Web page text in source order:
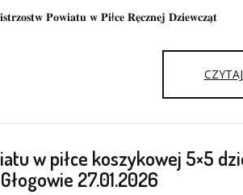
𝐏𝐨𝐰𝐢𝐚𝐭𝐮 𝐰 𝐏𝐢ł𝐜𝐞 𝐑𝐞̨𝐜𝐳𝐧𝐞𝐣 𝐃𝐳𝐢𝐞𝐰𝐜𝐳𝐚̨𝐭
w piłce koszykowej 5×5
27.01.2026